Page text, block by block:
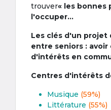
trouver« les bonnes
l'occuper...
Les clés d'un projet
entre seniors :
d'intérêts en
Centres d'intérêts
Musique (59%)
Littérature (55%)